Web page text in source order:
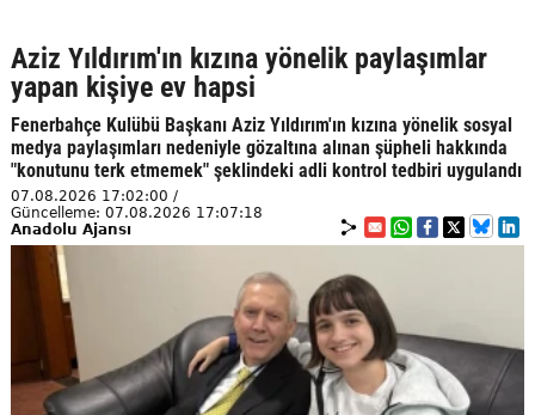
Aziz Yıldırım'ın kızına yönelik paylaşımlar
yapan kişiye ev hapsi
Fenerbahçe Kulübü Başkanı Aziz Yıldırım'ın kızına yönelik sosyal
medya paylaşımları nedeniyle gözaltına alınan şüpheli hakkında
"konutunu terk etmemek" şeklindeki adli kontrol tedbiri uygulandı
07.08.2026 17:02:00 /
Güncelleme: 07.08.2026 17:07:18
Anadolu Ajansı